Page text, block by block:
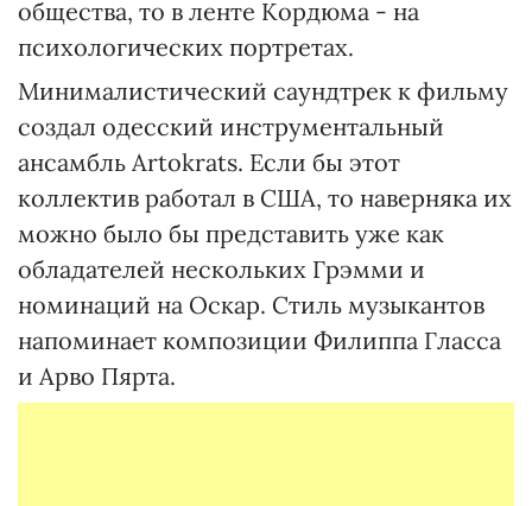
общества, то в ленте Кордюма - на
психологических портретах.
Минималистический саундтрек к фильму
создал одесский инструментальный
ансамбль Artokrats. Если бы этот
коллектив работал в США, то наверняка их
можно было бы представить уже как
обладателей нескольких Грэмми и
номинаций на Оскар. Стиль музыкантов
напоминает композиции Филиппа Гласса
и Арво Пярта.